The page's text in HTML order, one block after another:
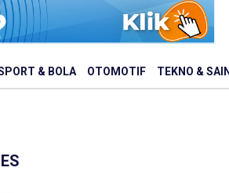
& BOLA OTOMOTIF TEKNO &